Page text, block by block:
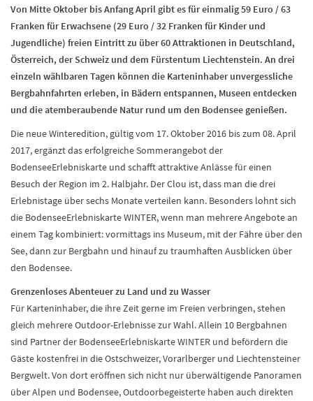
Von Mitte Oktober bis Anfang April gibt es für einmalig 59 Euro / 63
Franken für Erwachsene (29 Euro / 32 Franken für Kinder und
Jugendliche) freien Eintritt zu über 60 Attraktionen in Deutschland,
Österreich, der Schweiz und dem Fürstentum Liechtenstein. An drei
einzeln wählbaren Tagen können die Karteninhaber unvergessliche
Bergbahnfahrten erleben, in Bädern entspannen, Museen entdecken
und die atemberaubende Natur rund um den Bodensee genießen.
Die neue Winteredition, gültig vom 17. Oktober 2016 bis zum 08. April
2017, ergänzt das erfolgreiche Sommerangebot der
BodenseeErlebniskarte und schafft attraktive Anlässe für einen
Besuch der Region im 2. Halbjahr. Der Clou ist, dass man die drei
Erlebnistage über sechs Monate verteilen kann. Besonders lohnt sich
die BodenseeErlebniskarte WINTER, wenn man mehrere Angebote an
einem Tag kombiniert: vormittags ins Museum, mit der Fähre über den
See, dann zur Bergbahn und hinauf zu traumhaften Ausblicken über
den Bodensee.
Grenzenloses Abenteuer zu Land und zu Wasser
Für Karteninhaber, die ihre Zeit gerne im Freien verbringen, stehen
gleich mehrere Outdoor-Erlebnisse zur Wahl. Allein 10 Bergbahnen
sind Partner der BodenseeErlebniskarte WINTER und befördern die
Gäste kostenfrei in die Ostschweizer, Vorarlberger und Liechtensteiner
Bergwelt. Von dort eröffnen sich nicht nur überwältigende Panoramen
über Alpen und Bodensee, Outdoorbegeisterte haben auch direkten